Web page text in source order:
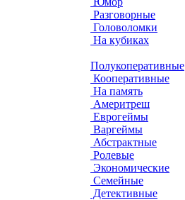
Разговорные
Головоломки
На кубиках
Полукоперативные
Кооперативные
На память
Америтреш
Еврогеймы
Варгеймы
Абстрактные
Ролевые
Экономические
Семейные
Детективные